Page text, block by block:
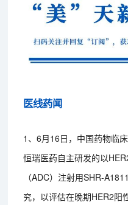
医线药闻
1、6月16日，中国药物临
恒瑞医药自主研发的以
（ADC）注射用SHR-
究，以评估在晚期HER2阳